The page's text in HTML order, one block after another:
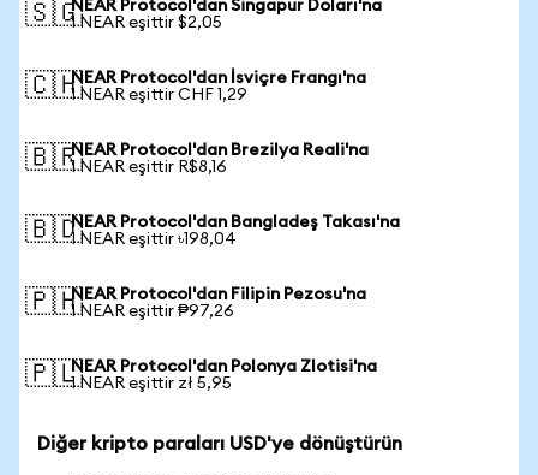
🇸🇬NEAR Protocol'dan Singapur Doları'na
1 NEAR eşittir $2,05
🇨🇭NEAR Protocol'dan İsviçre Frangı'na
1 NEAR eşittir CHF 1,29
🇧🇷NEAR Protocol'dan Brezilya Reali'na
1 NEAR eşittir R$8,16
🇧🇩NEAR Protocol'dan Bangladeş Takası'na
1 NEAR eşittir ৳198,04
🇵🇭NEAR Protocol'dan Filipin Pezosu'na
1 NEAR eşittir ₱97,26
🇵🇱NEAR Protocol'dan Polonya Zlotisi'na
1 NEAR eşittir zł 5,95
Diğer kripto paraları USD'ye dönüştürün